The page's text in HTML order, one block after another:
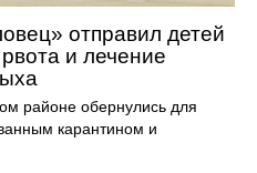
отправил детей
и лечение
районе обернулись для
карантином и